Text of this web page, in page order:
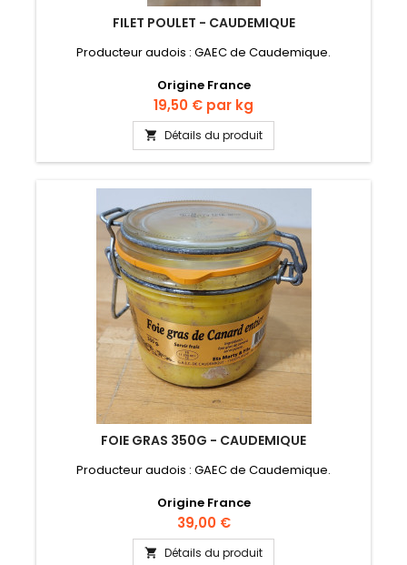
FILET POULET - CAUDEMIQUE
Producteur audois : GAEC de Caudemique.
Origine France
Prix
19,50 € par kg
 Détails du produit
FOIE GRAS 350G - CAUDEMIQUE
Producteur audois : GAEC de Caudemique.
Origine France
Prix
39,00 €
 Détails du produit